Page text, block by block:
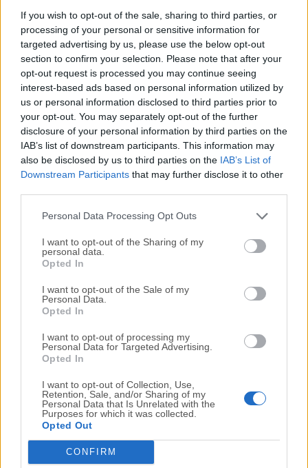
If you wish to opt-out of the sale, sharing to third parties, or
processing of your personal or sensitive information for
targeted advertising by us, please use the below opt-out
section to confirm your selection. Please note that after your
opt-out request is processed you may continue seeing
interest-based ads based on personal information utilized by
us or personal information disclosed to third parties prior to
your opt-out. You may separately opt-out of the further
disclosure of your personal information by third parties on the
IAB’s list of downstream participants. This information may
also be disclosed by us to third parties on the IAB’s List of
Downstream Participants that may further disclose it to other
Personal Data Processing Opt Outs
I want to opt-out of the Sharing of my
personal data.
Opted In
I want to opt-out of the Sale of my
Personal Data.
Opted In
I want to opt-out of processing my
Personal Data for Targeted Advertising.
Opted In
I want to opt-out of Collection, Use,
Retention, Sale, and/or Sharing of my
Personal Data that Is Unrelated with the
Purposes for which it was collected.
Opted Out
CONFIRM
PeaZip es un archivador de archivos de código abierto y
gratuito para Windows que ofrece sólidas capacidades de
compresión, extracción y cifrado de archivos.Admite más
de 200 formatos de archivo, lo que lo convierte en una de
las alternativas más versátiles a WinRAR y WinZip. PeaZip
32/64bit es ligero, eficiente y está repleto de funciones
avanzadas, manteniendo una interfaz fácil de
usar.Diseñado para Windows y Linux, ofrece una
experiencia fluida para los usuarios que necesitan
gestionar archivos de forma segura y
eficiente.Características claveSoporta Múltiples Formatos:
Extrae más de 200 formatos, incluyendo ZIP, RAR, 7Z, TAR e
ISO.Compresión de Archivos: Crea archivos en formatos